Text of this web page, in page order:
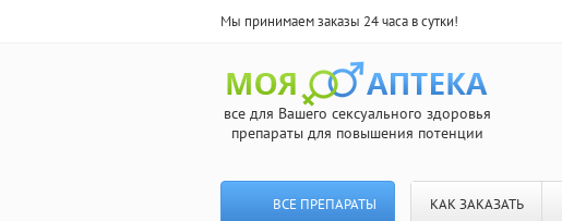
Мы принимаем заказы 24 часа в сутки!
все для Вашего сексуального здоровья
препараты для повышения потенции
ВСЕ ПРЕПАРАТЫ КАК ЗАКАЗАТЬ